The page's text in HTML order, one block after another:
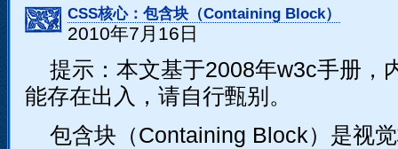
CSS核心：包含块（Containing Block）
2010年7月16日
提示：本文基于2008年w3c手册，
能存在出入，请自行甄别。
包含块（Containing Block）是视